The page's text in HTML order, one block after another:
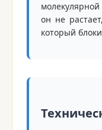
он не
который